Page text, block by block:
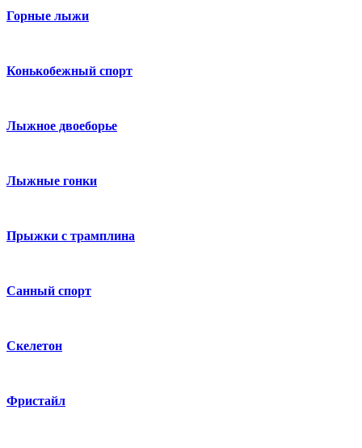
Горные лыжи
Конькобежный спорт
Лыжное двоеборье
Лыжные гонки
Прыжки с трамплина
Санный спорт
Скелетон
Фристайл